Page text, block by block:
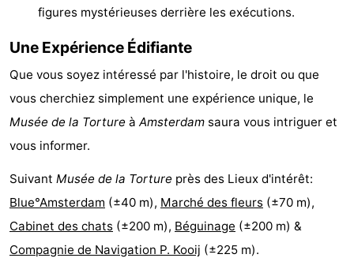
Canaux
Coffeeshops
Capitale
homosexuelle
Quartier
Ville
de
Places
figures mystérieuses derrière les exécutions.
Une Expérience Édifiante
Que vous soyez intéressé par l'histoire, le droit ou que
vous cherchiez simplement une expérience unique, le
Musée de la Torture à Amsterdam saura vous intriguer et
vous informer.
Suivant Musée de la Torture près des Lieux d'intérêt:
Blue°Amsterdam (±40 m), Marché des fleurs (±70 m),
Cabinet des chats (±200 m), Béguinage (±200 m) &
Compagnie de Navigation P. Kooij (±225 m).